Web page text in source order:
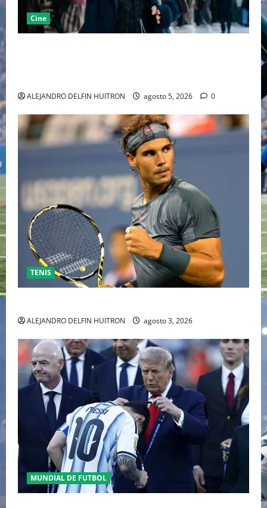
Cine
ALEJANDRO DELFIN HUITRON agosto 5, 2026 0
TENIS
ALEJANDRO DELFIN HUITRON agosto 3, 2026
MUNDIAL DE FUTBOL